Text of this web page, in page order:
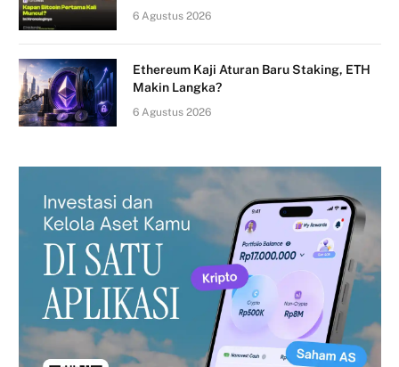
6 Agustus 2026
Ethereum Kaji Aturan Baru Staking, ETH
Makin Langka?
6 Agustus 2026